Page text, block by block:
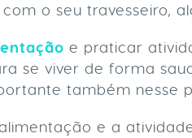
o seu travesseiro,
e praticar
se viver de forma
também nesse
e a